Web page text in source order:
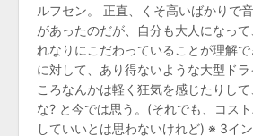
ルフセン。 正直、くそ高いばかりで
があったのだが、自分も大人になっ
れなりにこだわっていることが理解
に対して、あり得ないような大型ド
ころなんかは軽く狂気を感じたりし
な? と今では思う。(それでも、コス
していいとは思わないけれど) ※ 3イ